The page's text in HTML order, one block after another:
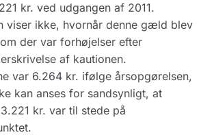
kr. ved udgangen af 2011.
viser ikke, hvornår denne gæld blev
der var forhøjelser efter
af kautionen.
var 6.264 kr. ifølge årsopgørelsen,
kan anses for sandsynligt, at
kr. var til stede på